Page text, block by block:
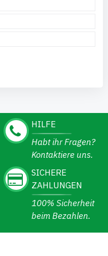
HILFE
Habt ihr Fragen?
Kontaktiere uns.
SICHERE
ZAHLUNGEN
100% Sicherheit
beim Bezahlen.